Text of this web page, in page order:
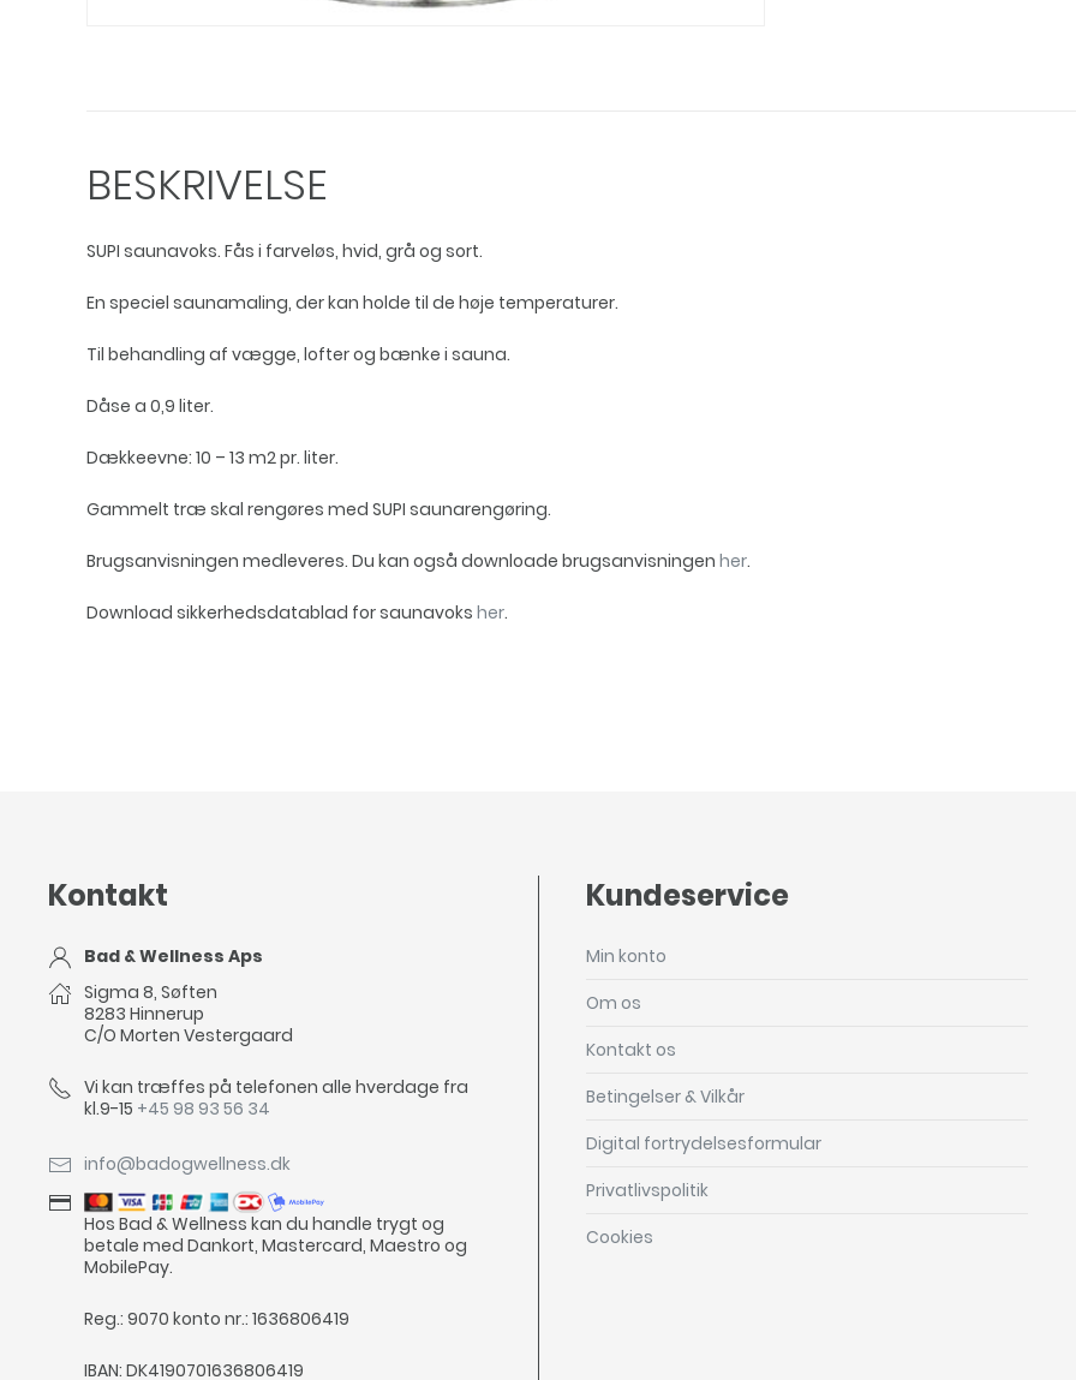
BESKRIVELSE
SUPI saunavoks. Fås i farveløs, hvid, grå og sort.
En speciel saunamaling, der kan holde til de høje temperaturer.
Til behandling af vægge, lofter og bænke i sauna.
Dåse a 0,9 liter.
Dækkeevne: 10 – 13 m2 pr. liter.
Gammelt træ skal rengøres med SUPI saunarengøring.
Brugsanvisningen medleveres. Du kan også downloade brugsanvisningen her.
Download sikkerhedsdatablad for saunavoks her.
Kontakt
Bad & Wellness Aps
Sigma 8, Søften
8283 Hinnerup
C/O Morten Vestergaard
Vi kan træffes på telefonen alle hverdage fra
kl.9-15 +45 98 93 56 34
info@badogwellness.dk
Hos Bad & Wellness kan du handle trygt og
betale med Dankort, Mastercard, Maestro og
MobilePay.
Reg.: 9070 konto nr.: 1636806419
IBAN: DK4190701636806419
Kundeservice
Min konto
Om os
Kontakt os
Betingelser & Vilkår
Digital fortrydelsesformular
Privatlivspolitik
Cookies